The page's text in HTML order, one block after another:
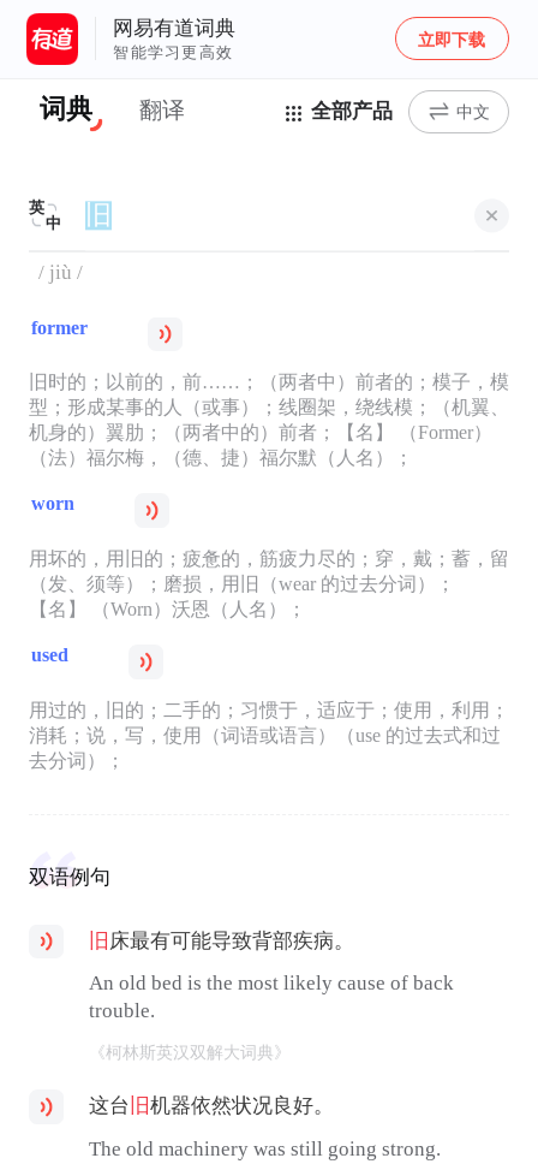
网易有道词典
智能学习更高效
立即下载
词典 翻译 全部产品 中文
英
中
/ jiù /
former
旧时的；以前的，前……；（两者中）前者的；模子，模
型；形成某事的人（或事）；线圈架，绕线模；（机翼、
机身的）翼肋；（两者中的）前者；【名】 （Former）
（法）福尔梅，（德、捷）福尔默（人名）；
worn
用坏的，用旧的；疲惫的，筋疲力尽的；穿，戴；蓄，留
（发、须等）；磨损，用旧（wear 的过去分词）；
【名】 （Worn）沃恩（人名）；
used
用过的，旧的；二手的；习惯于，适应于；使用，利用；
消耗；说，写，使用（词语或语言）（use 的过去式和过
去分词）；
双语例句
旧 床最有可能导致背部疾病。
An old bed is the most likely cause of back
trouble.
《柯林斯英汉双解大词典》
这台 旧机器依然状况良好。
The old machinery was still going strong.